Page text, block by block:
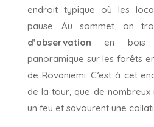
endroit typique où les
pause. Au sommet, on
d’observation en bois
panoramique sur les forêts
de Rovaniemi. C’est à cet
de la tour, que de nombreux
un feu et savourent une